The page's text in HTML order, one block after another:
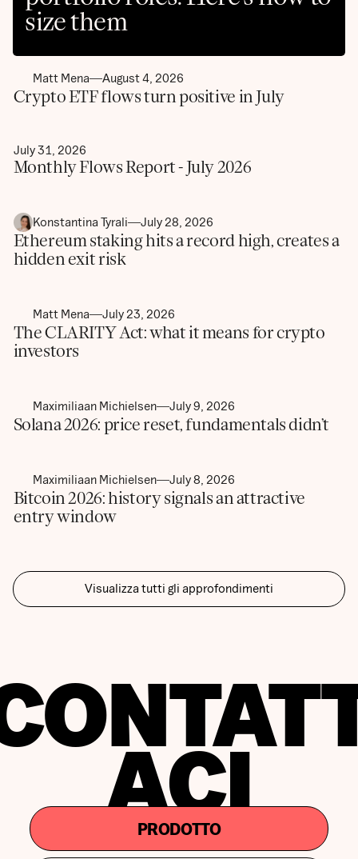
size them
Matt Mena August 4, 2026
Crypto ETF flows turn positive in July
July 31, 2026
Monthly Flows Report - July 2026
Konstantina Tyrali July 28, 2026
Ethereum staking hits a record high, creates a
hidden exit risk
Matt Mena July 23, 2026
The CLARITY Act: what it means for crypto
investors
Maximiliaan Michielsen July 9, 2026
Solana 2026: price reset, fundamentals didn’t
Maximiliaan Michielsen July 8, 2026
Bitcoin 2026: history signals an attractive
entry window
Visualizza tutti gli approfondimenti
ACI
PRODOTTO